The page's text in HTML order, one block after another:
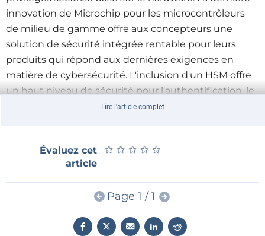
innovation de Microchip pour les microcontrôleurs
de milieu de gamme offre aux concepteurs une
solution de sécurité intégrée rentable pour leurs
produits qui répond aux dernières exigences en
matière de cybersécurité. L'inclusion d'un HSM offre
un haut niveau de sécurité pour l'authentification, le
débogage sécurisé, le démarrage sécurisé et les
supplémentaire pour les fonctions logicielles clés. Le
HSM peut accélérer un large éventail de normes de
cryptographie symétriques et asymétriques, une
véritable génération de nombres aléatoires et la
gestion sécurisée des clés.
Lire l'article complet
Évaluez cet
article
★ ★ ★ ★ ★
★ ★ ★ ★ ★
Page 1 / 1